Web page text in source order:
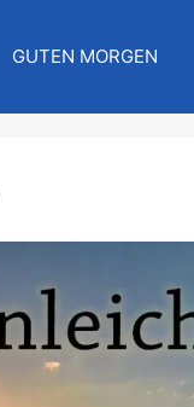
GUTEN MORGEN